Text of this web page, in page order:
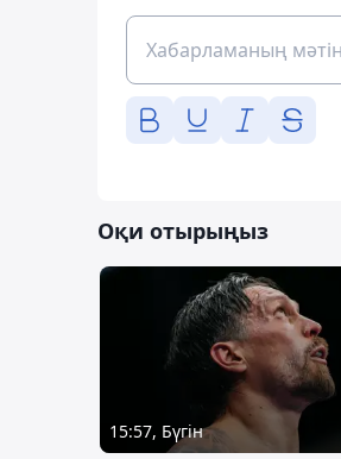
Оқи отырыңыз
15:57, Бүгін